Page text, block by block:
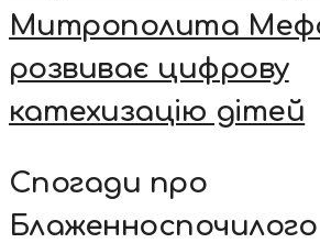
Митрополита
розвиває цифрову
катехизацію дітей
Спогади про
Блаженноспочилого